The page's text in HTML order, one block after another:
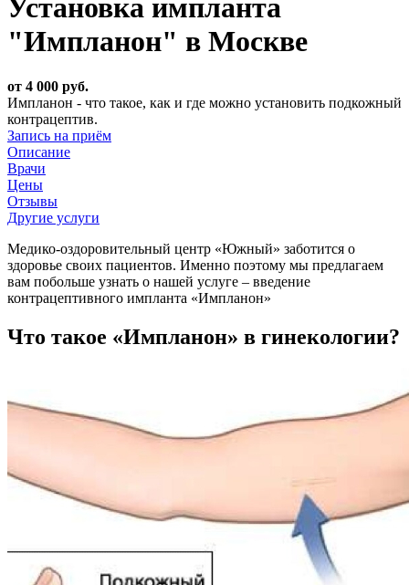
Установка импланта
"Импланон" в Москве
от 4 000 руб.
Импланон - что такое, как и где можно установить подкожный
контрацептив.
Запись на приём
Описание
Врачи
Цены
Отзывы
Другие услуги
Медико-оздоровительный центр «Южный» заботится о
здоровье своих пациентов. Именно поэтому мы предлагаем
вам побольше узнать о нашей услуге – введение
контрацептивного импланта «Импланон»
Что такое «Импланон» в гинекологии?